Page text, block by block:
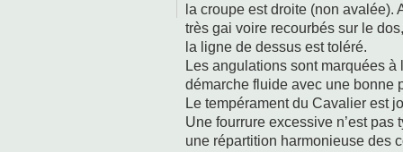
la croupe est droite (non avalée).
très gai voire recourbés sur le
la ligne de dessus est toléré.
Les angulations sont marquées à
démarche fluide avec une bonne
Le tempérament du Cavalier est
Une fourrure excessive n’est
une répartition harmonieuse des